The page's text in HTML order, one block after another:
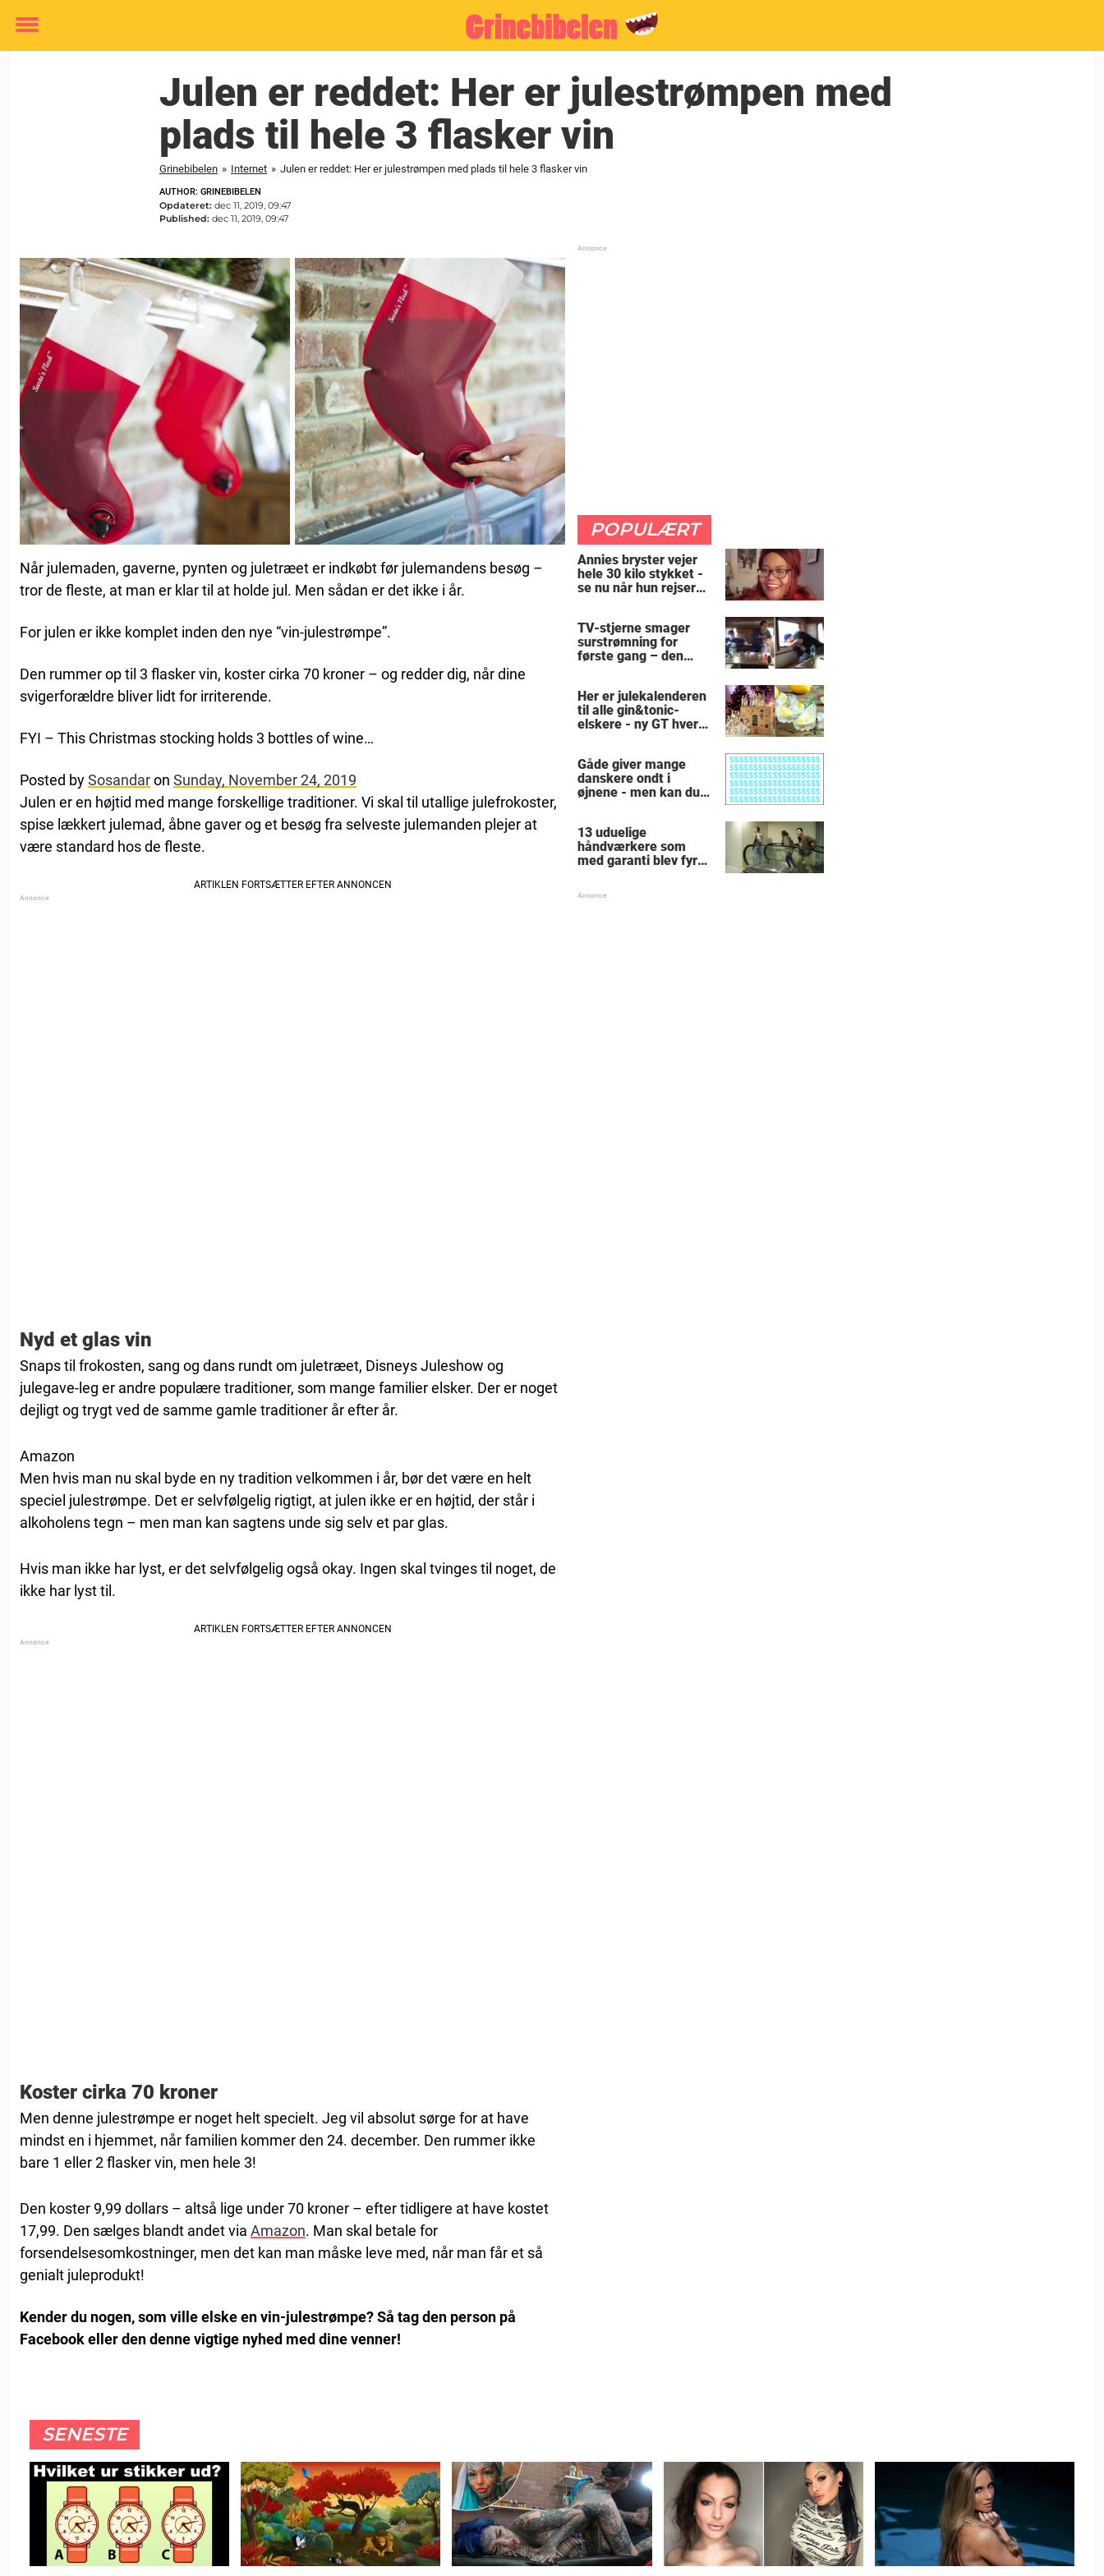
Toggle
Julen er reddet: Her er julestrømpen med
plads til hele 3 flasker vin
Grinebibelen » Internet » Julen er reddet: Her er julestrømpen med plads til hele 3 flasker vin
AUTHOR: GRINEBIBELEN
Opdateret: dec 11, 2019, 09:47
Published: dec 11, 2019, 09:47
Når julemaden, gaverne, pynten og juletræet er indkøbt før julemandens besøg –
tror de fleste, at man er klar til at holde jul. Men sådan er det ikke i år.
For julen er ikke komplet inden den nye “vin-julestrømpe”.
Den rummer op til 3 flasker vin, koster cirka 70 kroner – og redder dig, når dine
svigerforældre bliver lidt for irriterende.
FYI – This Christmas stocking holds 3 bottles of wine…
Posted bySosandaron Sunday, November 24, 2019
Julen er en højtid med mange forskellige traditioner. Vi skal til utallige julefrokoster,
spise lækkert julemad, åbne gaver og et besøg fra selveste julemanden plejer at
være standard hos de fleste.
Nyd et glas vin
Snaps til frokosten, sang og dans rundt om juletræet, Disneys Juleshow og
julegave-leg er andre populære traditioner, som mange familier elsker. Der er noget
dejligt og trygt ved de samme gamle traditioner år efter år.
Amazon
Men hvis man nu skal byde en ny tradition velkommen i år, bør det være en helt
speciel julestrømpe. Det er selvfølgelig rigtigt, at julen ikke er en højtid, der står i
alkoholens tegn – men man kan sagtens unde sig selv et par glas.
Hvis man ikke har lyst, er det selvfølgelig også okay. Ingen skal tvinges til noget, de
ikke har lyst til.
Koster cirka 70 kroner
Men denne julestrømpe er noget helt specielt. Jeg vil absolut sørge for at have
mindst en i hjemmet, når familien kommer den 24. december. Den rummer ikke
bare 1 eller 2 flasker vin, men hele 3!
Den koster 9,99 dollars – altså lige under 70 kroner – efter tidligere at have kostet
17,99. Den sælges blandt andet via Amazon. Man skal betale for
forsendelsesomkostninger, men det kan man måske leve med, når man får et så
genialt juleprodukt!
Kender du nogen, som ville elske en vin-julestrømpe? Så tag den person på
Facebook eller den denne vigtige nyhed med dine venner!
POPULÆRT
Annies bryster vejer
hele 30 kilo stykket -
se nu når hun rejser
TV-stjerne smager
surstrømning for
første gang – den
skrige af grin
Her er julekalenderen
til alle gin&tonic-
elskere - ny GT hver
Gåde giver mange
danskere ondt i
øjnene - men kan du
13 uduelige
håndværkere som
med garanti blev fyret
SENESTE